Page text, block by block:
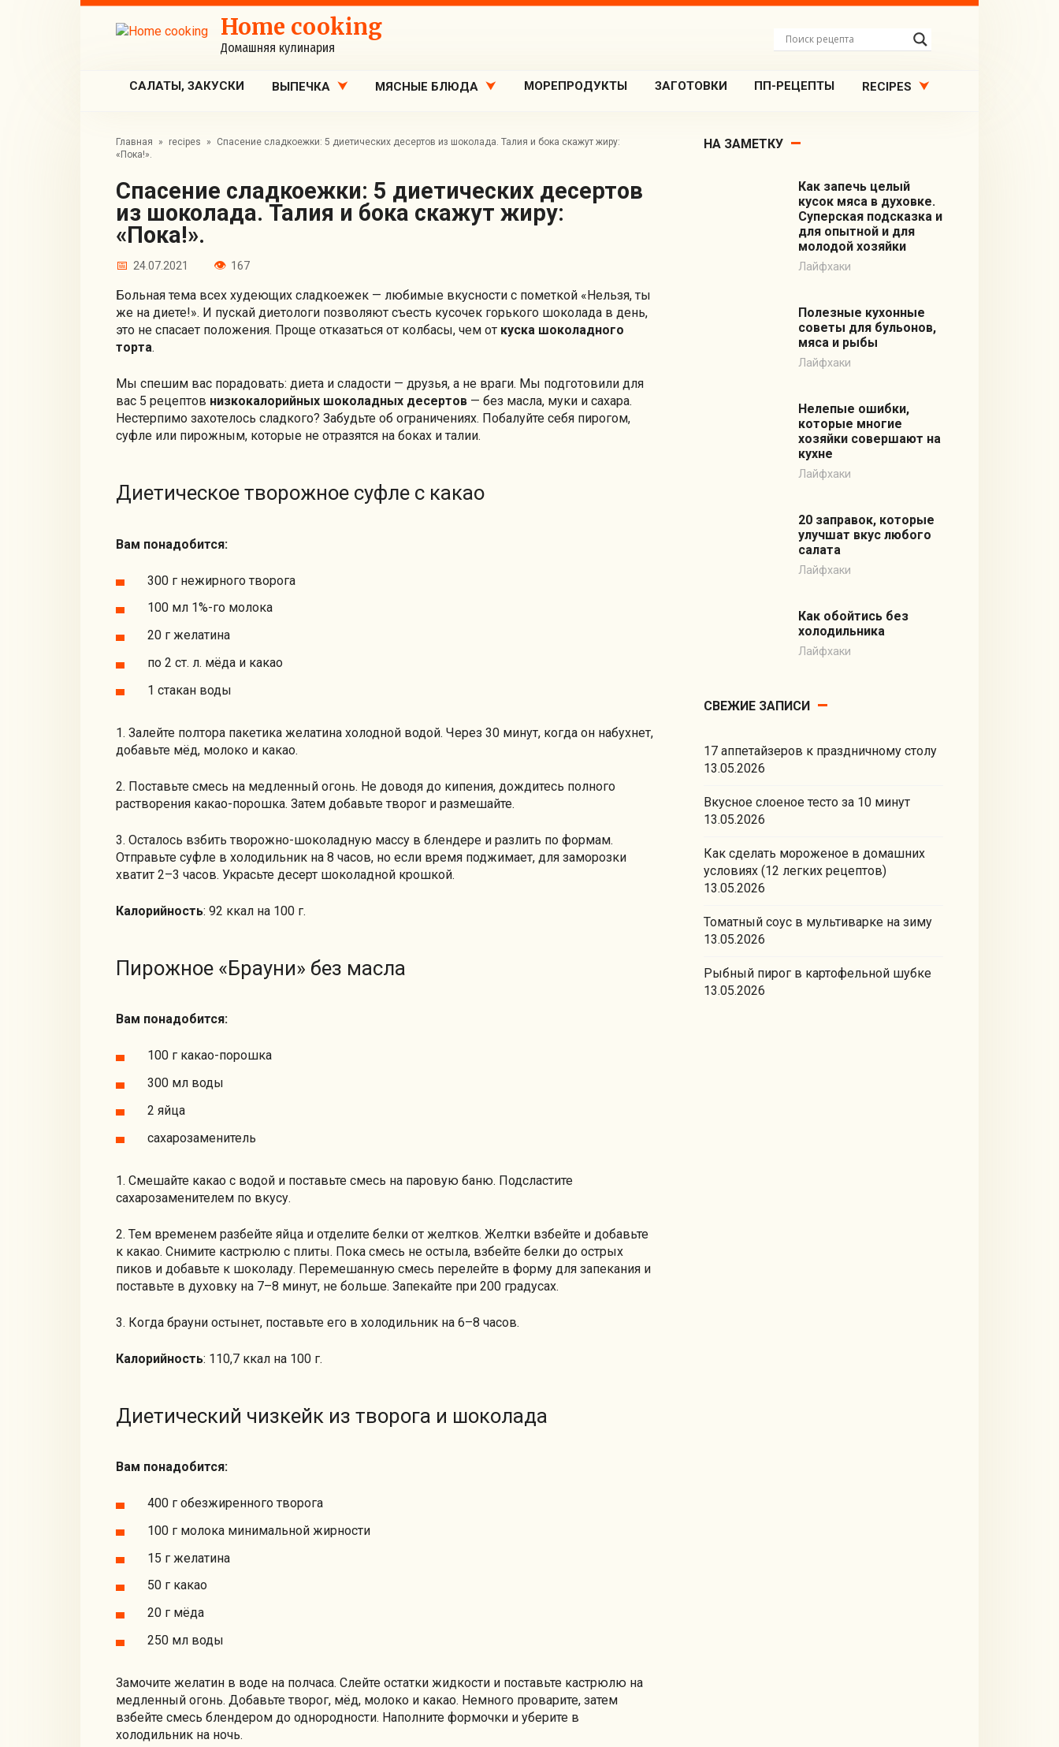
Home cooking
Домашняя кулинария
САЛАТЫ, ЗАКУСКИ ВЫПЕЧКА МЯСНЫЕ БЛЮДА МОРЕПРОДУКТЫ ЗАГОТОВКИ ПП-РЕЦЕПТЫ RECIPES
Главная » recipes »
Спасение сладкоежки: 5 диетических десертов из шоколада. Талия и бока скажут жиру:
«Пока!».
Спасение сладкоежки: 5 диетических десертов
из шоколада. Талия и бока скажут жиру:
«Пока!».
24.07.2021 167
Больная тема всех худеющих сладкоежек — любимые вкусности с пометкой «Нельзя, ты
же на диете!». И пускай диетологи позволяют съесть кусочек горького шоколада в день,
это не спасает положения. Проще отказаться от колбасы, чем от куска шоколадного
торта.
Мы спешим вас порадовать: диета и сладости — друзья, а не враги. Мы подготовили для
вас 5 рецептов низкокалорийных шоколадных десертов — без масла, муки и сахара.
Нестерпимо захотелось сладкого? Забудьте об ограничениях. Побалуйте себя пирогом,
суфле или пирожным, которые не отразятся на боках и талии.
Диетическое творожное суфле с какао
Вам понадобится:
300 г нежирного творога
100 мл 1%-го молока
20 г желатина
по 2 ст. л. мёда и какао
1 стакан воды
1. Залейте полтора пакетика желатина холодной водой. Через 30 минут, когда он набухнет,
добавьте мёд, молоко и какао.
2. Поставьте смесь на медленный огонь. Не доводя до кипения, дождитесь полного
растворения какао-порошка. Затем добавьте творог и размешайте.
3. Осталось взбить творожно-шоколадную массу в блендере и разлить по формам.
Отправьте суфле в холодильник на 8 часов, но если время поджимает, для заморозки
хватит 2–3 часов. Украсьте десерт шоколадной крошкой.
Калорийность: 92 ккал на 100 г.
Пирожное «Брауни» без масла
Вам понадобится:
100 г какао-порошка
300 мл воды
2 яйца
сахарозаменитель
1. Смешайте какао с водой и поставьте смесь на паровую баню. Подсластите
сахарозаменителем по вкусу.
2. Тем временем разбейте яйца и отделите белки от желтков. Желтки взбейте и добавьте
к какао. Снимите кастрюлю с плиты. Пока смесь не остыла, взбейте белки до острых
пиков и добавьте к шоколаду. Перемешанную смесь перелейте в форму для запекания и
поставьте в духовку на 7–8 минут, не больше. Запекайте при 200 градусах.
3. Когда брауни остынет, поставьте его в холодильник на 6–8 часов.
Калорийность: 110,7 ккал на 100 г.
Диетический чизкейк из творога и шоколада
Вам понадобится:
400 г обезжиренного творога
100 г молока минимальной жирности
15 г желатина
50 г какао
20 г мёда
250 мл воды
Замочите желатин в воде на полчаса. Слейте остатки жидкости и поставьте кастрюлю на
медленный огонь. Добавьте творог, мёд, молоко и какао. Немного проварите, затем
взбейте смесь блендером до однородности. Наполните формочки и уберите в
холодильник на ночь.
НА ЗАМЕТКУ
Как запечь целый
кусок мяса в духовке.
Суперская подсказка и
для опытной и для
молодой хозяйки
Лайфхаки
Полезные кухонные
советы для бульонов,
мяса и рыбы
Лайфхаки
Нелепые ошибки,
которые многие
хозяйки совершают на
кухне
Лайфхаки
20 заправок, которые
улучшат вкус любого
салата
Лайфхаки
Как обойтись без
холодильника
Лайфхаки
СВЕЖИЕ ЗАПИСИ
17 аппетайзеров к праздничному столу
13.05.2026
Вкусное слоеное тесто за 10 минут
13.05.2026
Как сделать мороженое в домашних
условиях (12 легких рецептов)
13.05.2026
Томатный соус в мультиварке на зиму
13.05.2026
Рыбный пирог в картофельной шубке
13.05.2026